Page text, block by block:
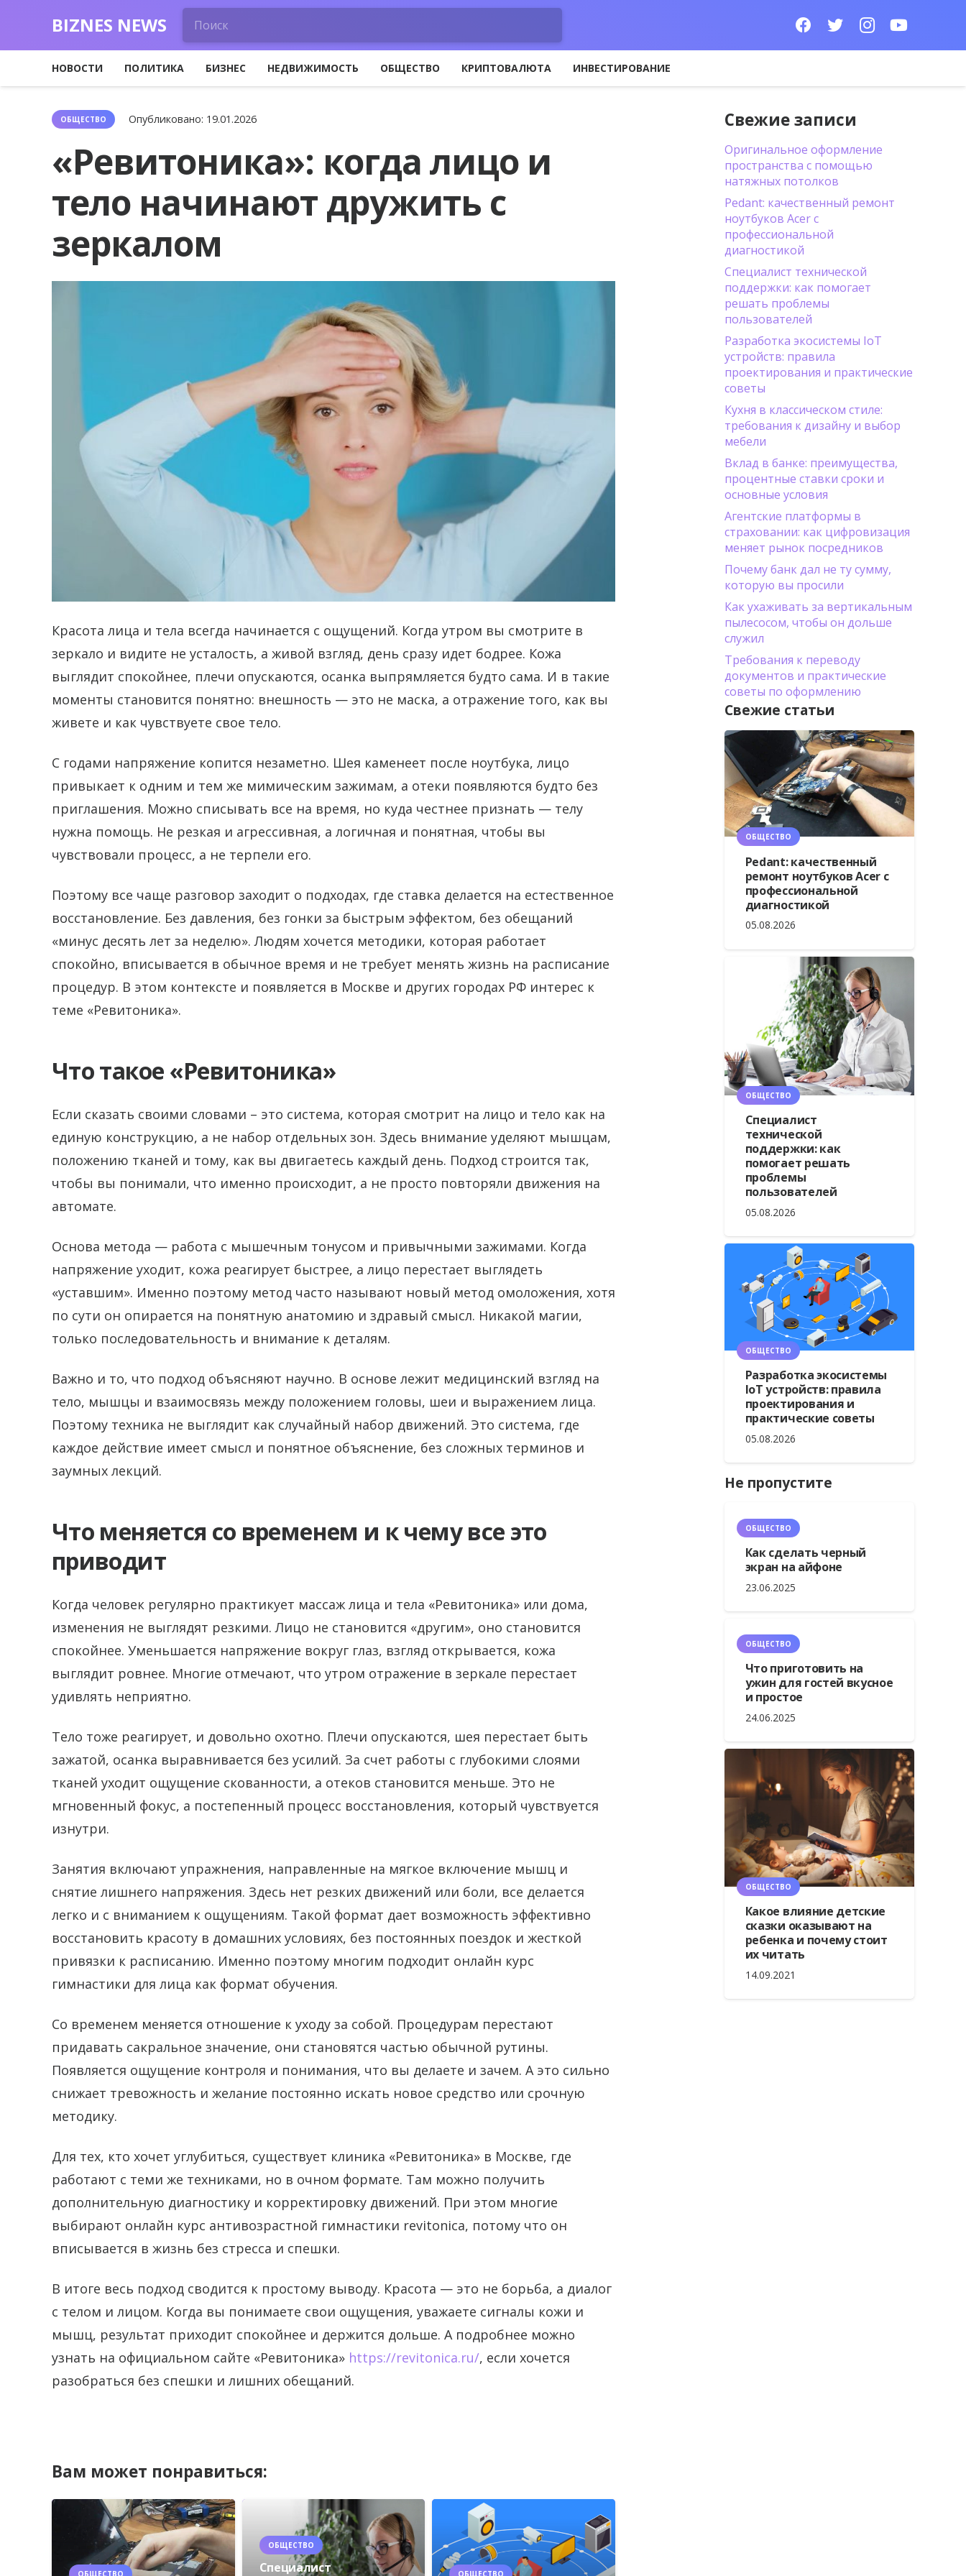
BIZNES NEWS
НОВОСТИ ПОЛИТИКА БИЗНЕС НЕДВИЖИМОСТЬ ОБЩЕСТВО КРИПТОВАЛЮТА ИНВЕСТИРОВАНИЕ
ОБЩЕСТВО Опубликовано: 19.01.2026
«Ревитоника»: когда лицо и
тело начинают дружить с
зеркалом
Красота лица и тела всегда начинается с ощущений. Когда утром вы смотрите в
зеркало и видите не усталость, а живой взгляд, день сразу идет бодрее. Кожа
выглядит спокойнее, плечи опускаются, осанка выпрямляется будто сама. И в такие
моменты становится понятно: внешность — это не маска, а отражение того, как вы
живете и как чувствуете свое тело.
С годами напряжение копится незаметно. Шея каменеет после ноутбука, лицо
привыкает к одним и тем же мимическим зажимам, а отеки появляются будто без
приглашения. Можно списывать все на время, но куда честнее признать — телу
нужна помощь. Не резкая и агрессивная, а логичная и понятная, чтобы вы
чувствовали процесс, а не терпели его.
Поэтому все чаще разговор заходит о подходах, где ставка делается на естественное
восстановление. Без давления, без гонки за быстрым эффектом, без обещаний
«минус десять лет за неделю». Людям хочется методики, которая работает
спокойно, вписывается в обычное время и не требует менять жизнь на расписание
процедур. В этом контексте и появляется в Москве и других городах РФ интерес к
теме «Ревитоника».
Что такое «Ревитоника»
Если сказать своими словами – это система, которая смотрит на лицо и тело как на
единую конструкцию, а не набор отдельных зон. Здесь внимание уделяют мышцам,
положению тканей и тому, как вы двигаетесь каждый день. Подход строится так,
чтобы вы понимали, что именно происходит, а не просто повторяли движения на
автомате.
Основа метода — работа с мышечным тонусом и привычными зажимами. Когда
напряжение уходит, кожа реагирует быстрее, а лицо перестает выглядеть
«уставшим». Именно поэтому метод часто называют новый метод омоложения, хотя
по сути он опирается на понятную анатомию и здравый смысл. Никакой магии,
только последовательность и внимание к деталям.
Важно и то, что подход объясняют научно. В основе лежит медицинский взгляд на
тело, мышцы и взаимосвязь между положением головы, шеи и выражением лица.
Поэтому техника не выглядит как случайный набор движений. Это система, где
каждое действие имеет смысл и понятное объяснение, без сложных терминов и
заумных лекций.
Что меняется со временем и к чему все это
приводит
Когда человек регулярно практикует массаж лица и тела «Ревитоника» или дома,
изменения не выглядят резкими. Лицо не становится «другим», оно становится
спокойнее. Уменьшается напряжение вокруг глаз, взгляд открывается, кожа
выглядит ровнее. Многие отмечают, что утром отражение в зеркале перестает
удивлять неприятно.
Тело тоже реагирует, и довольно охотно. Плечи опускаются, шея перестает быть
зажатой, осанка выравнивается без усилий. За счет работы с глубокими слоями
тканей уходит ощущение скованности, а отеков становится меньше. Это не
мгновенный фокус, а постепенный процесс восстановления, который чувствуется
изнутри.
Занятия включают упражнения, направленные на мягкое включение мышц и
снятие лишнего напряжения. Здесь нет резких движений или боли, все делается
легко и с вниманием к ощущениям. Такой формат дает возможность эффективно
восстановить красоту в домашних условиях, без постоянных поездок и жесткой
привязки к расписанию. Именно поэтому многим подходит онлайн курс
гимнастики для лица как формат обучения.
Со временем меняется отношение к уходу за собой. Процедурам перестают
придавать сакральное значение, они становятся частью обычной рутины.
Появляется ощущение контроля и понимания, что вы делаете и зачем. А это сильно
снижает тревожность и желание постоянно искать новое средство или срочную
методику.
Для тех, кто хочет углубиться, существует клиника «Ревитоника» в Москве, где
работают с теми же техниками, но в очном формате. Там можно получить
дополнительную диагностику и корректировку движений. При этом многие
выбирают онлайн курс антивозрастной гимнастики revitonica, потому что он
вписывается в жизнь без стресса и спешки.
В итоге весь подход сводится к простому выводу. Красота — это не борьба, а диалог
с телом и лицом. Когда вы понимаете свои ощущения, уважаете сигналы кожи и
мышц, результат приходит спокойнее и держится дольше. А подробнее можно
узнать на официальном сайте «Ревитоника» https://revitonica.ru/, если хочется
разобраться без спешки и лишних обещаний.
Вам может понравиться:
ОБЩЕСТВО
ОБЩЕСТВО
Специалист
ОБЩЕСТВО
Свежие записи
Оригинальное оформление
пространства с помощью
натяжных потолков
Pedant: качественный ремонт
ноутбуков Acer с
профессиональной
диагностикой
Специалист технической
поддержки: как помогает
решать проблемы
пользователей
Разработка экосистемы IoT
устройств: правила
проектирования и практические
советы
Кухня в классическом стиле:
требования к дизайну и выбор
мебели
Вклад в банке: преимущества,
процентные ставки сроки и
основные условия
Агентские платформы в
страховании: как цифровизация
меняет рынок посредников
Почему банк дал не ту сумму,
которую вы просили
Как ухаживать за вертикальным
пылесосом, чтобы он дольше
служил
Требования к переводу
документов и практические
советы по оформлению
Свежие статьи
ОБЩЕСТВО
Pedant: качественный
ремонт ноутбуков Acer с
профессиональной
диагностикой
05.08.2026
ОБЩЕСТВО
Специалист
технической
поддержки: как
помогает решать
проблемы
пользователей
05.08.2026
ОБЩЕСТВО
Разработка экосистемы
IoT устройств: правила
проектирования и
практические советы
05.08.2026
Не пропустите
ОБЩЕСТВО
Как сделать черный
экран на айфоне
23.06.2025
ОБЩЕСТВО
Что приготовить на
ужин для гостей вкусное
и простое
24.06.2025
ОБЩЕСТВО
Какое влияние детские
сказки оказывают на
ребенка и почему стоит
их читать
14.09.2021